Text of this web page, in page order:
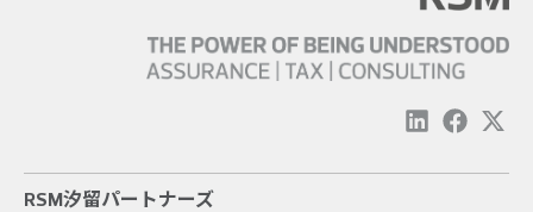
RSM汐留パートナーズ